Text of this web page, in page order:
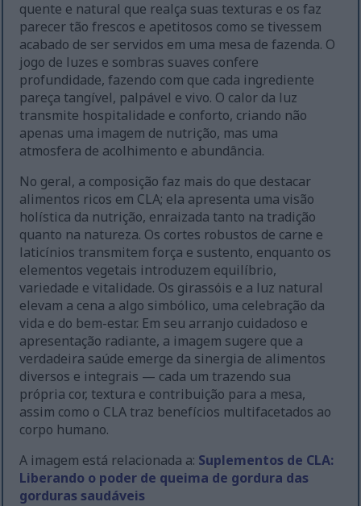
quente e natural que realça suas texturas e os faz
parecer tão frescos e apetitosos como se tivessem
acabado de ser servidos em uma mesa de fazenda. O
jogo de luzes e sombras suaves confere
profundidade, fazendo com que cada ingrediente
pareça tangível, palpável e vivo. O calor da luz
transmite hospitalidade e conforto, criando não
apenas uma imagem de nutrição, mas uma
atmosfera de acolhimento e abundância.
No geral, a composição faz mais do que destacar
alimentos ricos em CLA; ela apresenta uma visão
holística da nutrição, enraizada tanto na tradição
quanto na natureza. Os cortes robustos de carne e
laticínios transmitem força e sustento, enquanto os
elementos vegetais introduzem equilíbrio,
variedade e vitalidade. Os girassóis e a luz natural
elevam a cena a algo simbólico, uma celebração da
vida e do bem-estar. Em seu arranjo cuidadoso e
apresentação radiante, a imagem sugere que a
verdadeira saúde emerge da sinergia de alimentos
diversos e integrais — cada um trazendo sua
própria cor, textura e contribuição para a mesa,
assim como o CLA traz benefícios multifacetados ao
corpo humano.
A imagem está relacionada a: Suplementos de CLA:
Liberando o poder de queima de gordura das
gorduras saudáveis